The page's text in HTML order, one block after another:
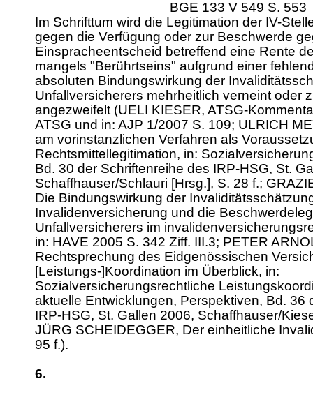
BGE 133 V 549 S. 553
Im Schrifttum wird die Legitimation der IV-
gegen die Verfügung oder zur Beschwerde
Einspracheentscheid betreffend eine Rente
mangels "Berührtseins" aufgrund einer
absoluten Bindungswirkung der
Unfallversicherers mehrheitlich verneint oder
angezweifelt (UELI KIESER, ATSG-
ATSG und in: AJP 1/2007 S. 109; ULRICH
am vorinstanzlichen Verfahren als
Rechtsmittellegitimation, in:
Bd. 30 der Schriftenreihe des IRP-HSG, St.
Schaffhauser/Schlauri [Hrsg.], S. 28 f.;
Die Bindungswirkung der
Invalidenversicherung und die
Unfallversicherers im
in: HAVE 2005 S. 342 Ziff. III.3; PETER
Rechtsprechung des Eidgenössischen
[Leistungs-]Koordination im Überblick, in:
Sozialversicherungsrechtliche
aktuelle Entwicklungen, Perspektiven, Bd. 36
IRP-HSG, St. Gallen 2006, Schaffhauser/
JÜRG SCHEIDEGGER, Der einheitliche
95 f.).
6.